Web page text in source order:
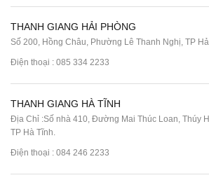
THANH GIANG HẢI PHÒNG
Số 200, Hồng Châu, Phường Lê Thanh Nghị, TP
Điện thoại : 085 334 2233
THANH GIANG HÀ TĨNH
Địa Chỉ :Số nhà 410, Đường Mai Thúc Loan, Thúy
TP Hà Tĩnh.
Điện thoại : 084 246 2233